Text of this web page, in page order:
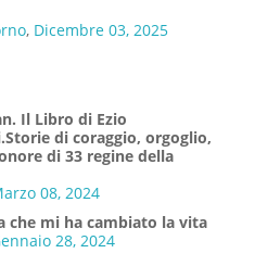
, Dicembre 03, 2025
Il Libro di Ezio
di coraggio, orgoglio,
di 33 regine della
08, 2024
che mi ha cambiato la vita
28, 2024